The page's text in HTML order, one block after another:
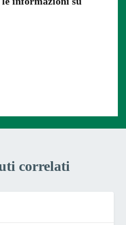
correlati